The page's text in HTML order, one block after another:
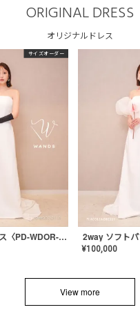
ORIGINAL DRESS
オリジナルドレス
サイズオーダー
スレンダードレス〈PD-WDOR-2110〉
¥100,000
View more